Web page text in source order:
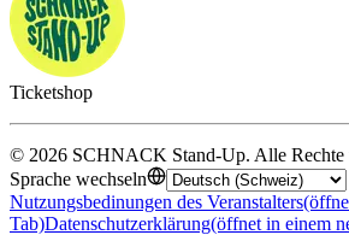
Ticketshop
© 2026 SCHNACK Stand-Up. Alle Rechte
Sprache wechseln
Nutzungsbedinungen des Veranstalters
Tab)Datenschutzerklärung(öffnet in einem